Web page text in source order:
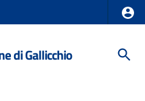
di Gallicchio